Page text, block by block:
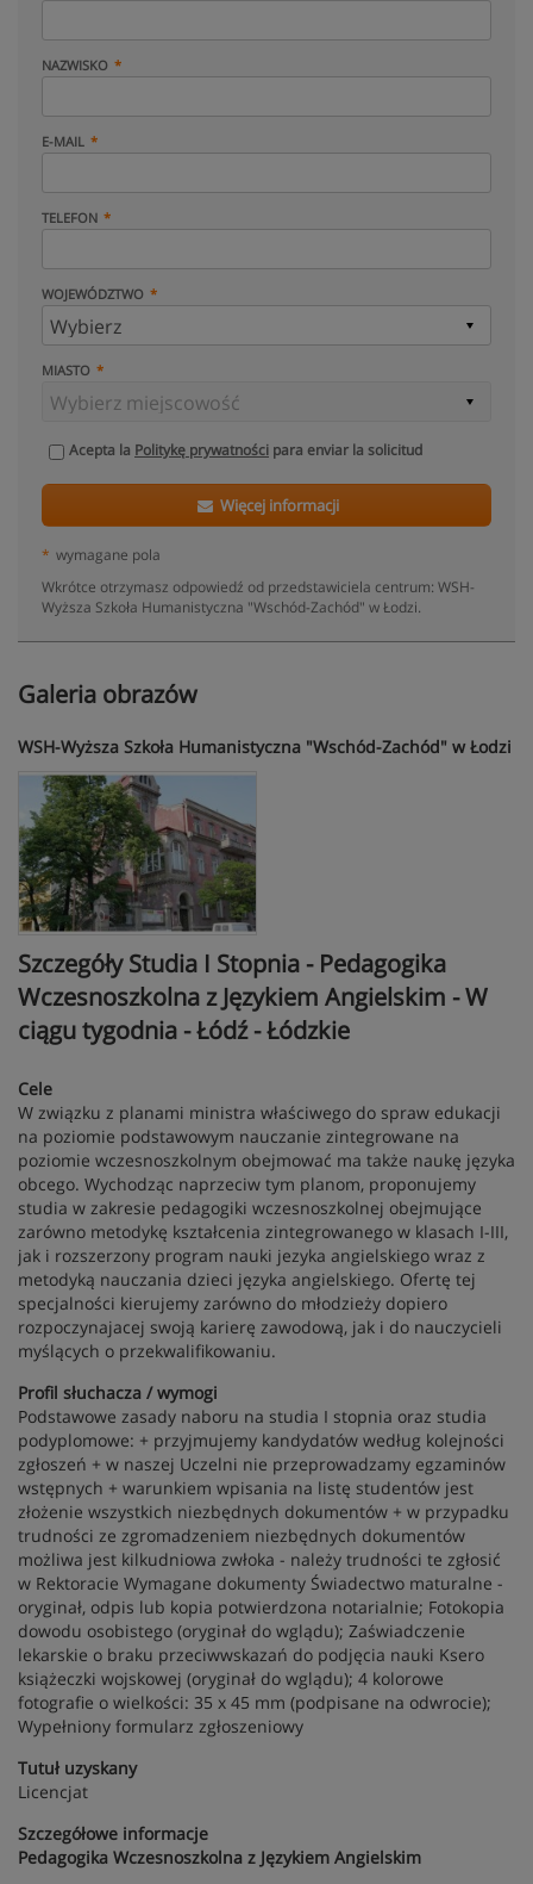
NAZWISKO
E-MAIL
TELEFON
WOJEWÓDZTWO
MIASTO
Acepta la Politykę prywatności para enviar la solicitud
Więcej informacji
* wymagane pola
Wkrótce otrzymasz odpowiedź od przedstawiciela centrum: WSH-
Wyższa Szkoła Humanistyczna "Wschód-Zachód" w Łodzi.
Galeria obrazów
WSH-Wyższa Szkoła Humanistyczna "Wschód-Zachód" w Łodzi
Szczegóły Studia I Stopnia - Pedagogika
Wczesnoszkolna z Językiem Angielskim - W
ciągu tygodnia - Łódź - Łódzkie
Cele
W związku z planami ministra właściwego do spraw edukacji
na poziomie podstawowym nauczanie zintegrowane na
poziomie wczesnoszkolnym obejmować ma także naukę języka
obcego. Wychodząc naprzeciw tym planom, proponujemy
studia w zakresie pedagogiki wczesnoszkolnej obejmujące
zarówno metodykę kształcenia zintegrowanego w klasach I-III,
jak i rozszerzony program nauki jezyka angielskiego wraz z
metodyką nauczania dzieci języka angielskiego. Ofertę tej
specjalności kierujemy zarówno do młodzieży dopiero
rozpoczynajacej swoją karierę zawodową, jak i do nauczycieli
myślących o przekwalifikowaniu.
Profil słuchacza / wymogi
Podstawowe zasady naboru na studia I stopnia oraz studia
podyplomowe: + przyjmujemy kandydatów według kolejności
zgłoszeń + w naszej Uczelni nie przeprowadzamy egzaminów
wstępnych + warunkiem wpisania na listę studentów jest
złożenie wszystkich niezbędnych dokumentów + w przypadku
trudności ze zgromadzeniem niezbędnych dokumentów
możliwa jest kilkudniowa zwłoka - należy trudności te zgłosić
w Rektoracie Wymagane dokumenty Świadectwo maturalne -
oryginał, odpis lub kopia potwierdzona notarialnie; Fotokopia
dowodu osobistego (oryginał do wglądu); Zaświadczenie
lekarskie o braku przeciwwskazań do podjęcia nauki Ksero
książeczki wojskowej (oryginał do wglądu); 4 kolorowe
fotografie o wielkości: 35 x 45 mm (podpisane na odwrocie);
Wypełniony formularz zgłoszeniowy
Tutuł uzyskany
Licencjat
Szczegółowe informacje
Pedagogika Wczesnoszkolna z Językiem Angielskim